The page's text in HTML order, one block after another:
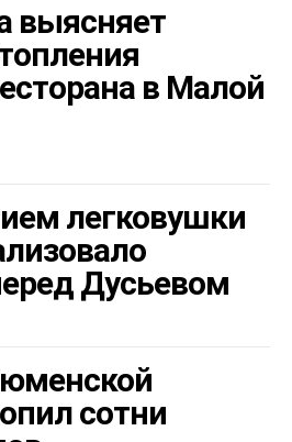
выясняет
в Малой
легковушки
Дусьевом
сотни